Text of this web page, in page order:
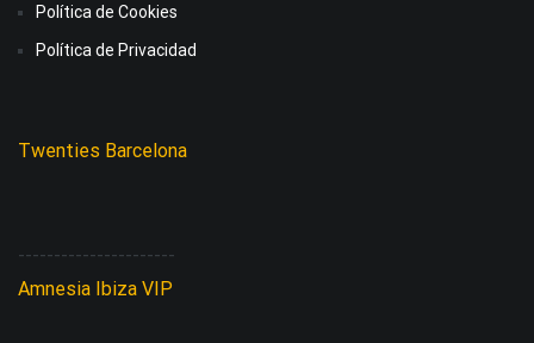
Política de Cookies
Política de Privacidad
Twenties Barcelona
----------------------
Amnesia Ibiza VIP